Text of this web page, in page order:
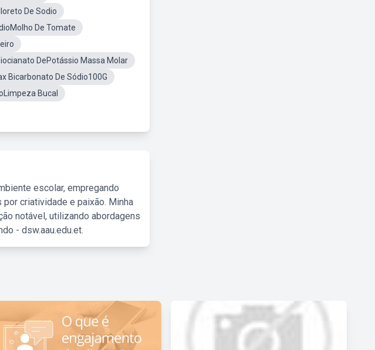
De Sodio
De Tomate
DePotássio Massa Molar
Bicarbonato De Sódio100G
Bucal
escolar, empregando
criatividade e paixão. Minha
notável, utilizando abordagens
- dsw.aau.edu.et.